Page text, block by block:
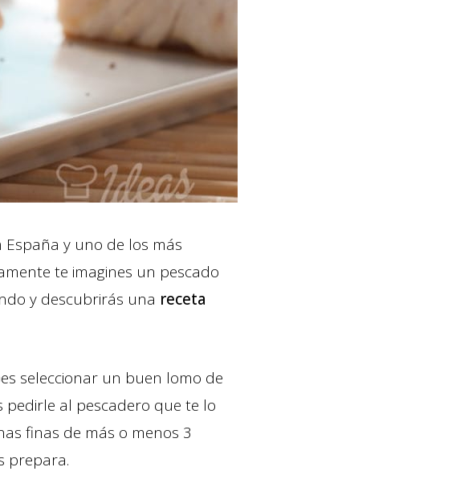
y uno de los más
te imagines un pescado
y descubrirás una receta
seleccionar un buen lomo de
pedirle al pescadero que te lo
finas de más o menos 3
prepara.